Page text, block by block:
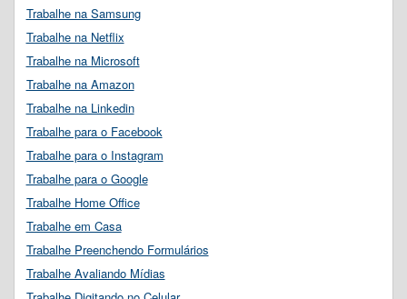
Trabalhe na Samsung
Trabalhe na Netflix
Trabalhe na Microsoft
Trabalhe na Amazon
Trabalhe na Linkedin
Trabalhe para o Facebook
Trabalhe para o Instagram
Trabalhe para o Google
Trabalhe Home Office
Trabalhe em Casa
Trabalhe Preenchendo Formulários
Trabalhe Avaliando Mídias